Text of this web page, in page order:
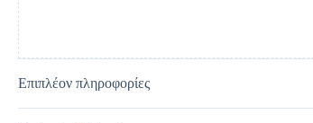
Επιπλέον πληροφορίες